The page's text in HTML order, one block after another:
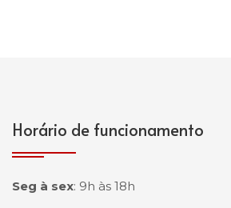
Horário de funcionamento
Seg à sex: 9h às 18h